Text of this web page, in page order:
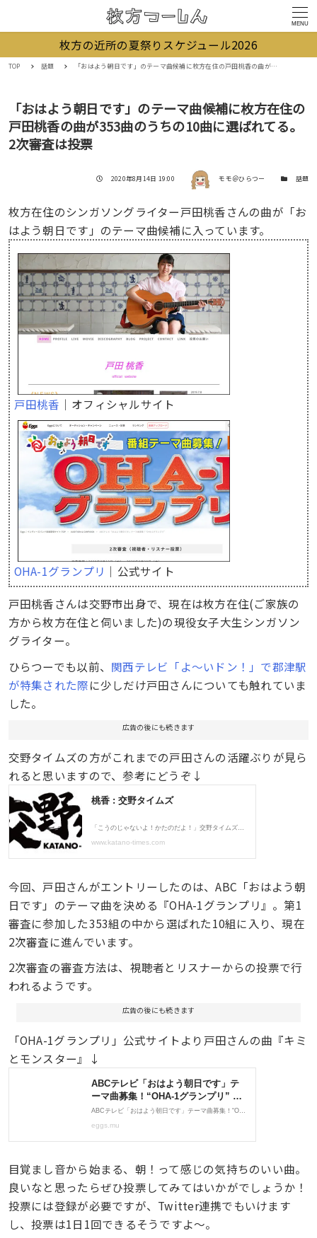
MENU
枚方の近所の夏祭りスケジュール2026
TOP 話題 「おはよう朝日です」のテーマ曲候補に枚方在住の戸田桃香の曲が353曲のうちの10曲に選ばれてる。2次審査は投票
「おはよう朝日です」のテーマ曲候補に枚方在住の
戸田桃香の曲が353曲のうちの10曲に選ばれてる。
2次審査は投票
投稿日
2020年8月14日 19:00 著者 モモ＠ひらつー カテゴリー
話題
枚方在住のシンガソングライター戸田桃香さんの曲が「お
はよう朝日です」のテーマ曲候補に入っています。
戸田桃香 ｜オフィシャルサイト
OHA-1グランプリ ｜公式サイト
戸田桃香さんは交野市出身で、現在は枚方在住(ご家族の
方から枚方在住と伺いました)の現役女子大生シンガソン
グライター。
ひらつーでも以前、 関西テレビ「よ〜いドン！」で郡津駅
が特集された際に少しだけ戸田さんについても触れていま
した。
広告の後にも続きます
交野タイムズの方がこれまでの戸田さんの活躍ぶりが見ら
れると思いますので、参考にどうぞ↓
今回、戸田さんがエントリーしたのは、ABC「おはよう朝
日です」のテーマ曲を決める『OHA-1グランプリ』。第1
審査に参加した353組の中から選ばれた10組に入り、現在
2次審査に進んでいます。
2次審査の審査方法は、視聴者とリスナーからの投票で行
われるようです。
広告の後にも続きます
「OHA-1グランプリ」公式サイトより戸田さんの曲『キミ
とモンスター』↓
目覚まし音から始まる、朝！って感じの気持ちのいい曲。
良いなと思ったらぜひ投票してみてはいかがでしょうか！
投票には登録が必要ですが、Twitter連携でもいけます
し、投票は1日1回できるそうですよ〜。